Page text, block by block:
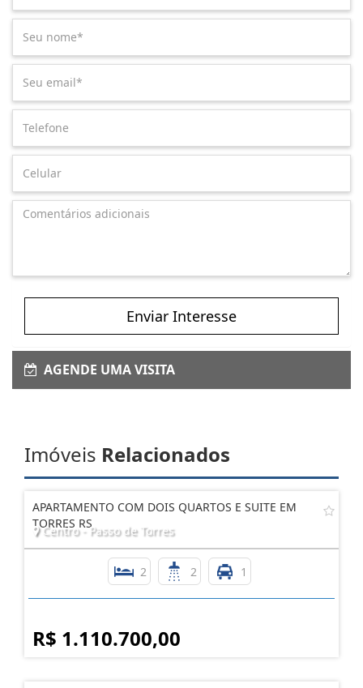
Enviar Interesse
AGENDE UMA VISITA
Imóveis Relacionados
APARTAMENTO COM DOIS QUARTOS E SUITE EM
TORRES RS
Centro - Passo de Torres
2 2 1
R$ 1.110.700,00